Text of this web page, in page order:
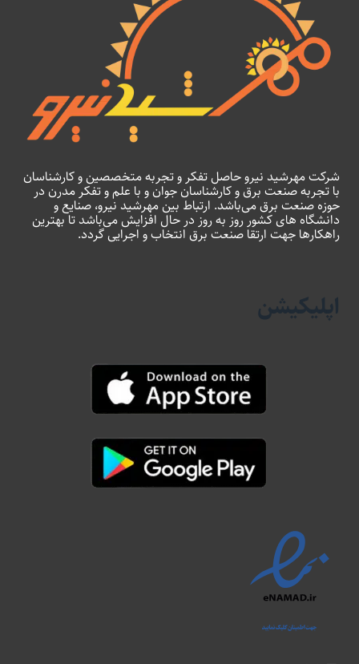
شرکت مهرشید نیرو حاصل تفکر و تجربه متخصصین و کارشناسان
با تجربه صنعت برق و کارشناسان جوان و با علم و تفکر مدرن در
حوزه صنعت برق می‌باشد. ارتباط بین مهرشید نیرو، صنایع و
دانشگاه های کشور روز به روز در حال افزایش می‌باشد تا بهترین
راهکارها جهت ارتقا صنعت برق انتخاب و اجرایی گردد.
اپلیکیشن